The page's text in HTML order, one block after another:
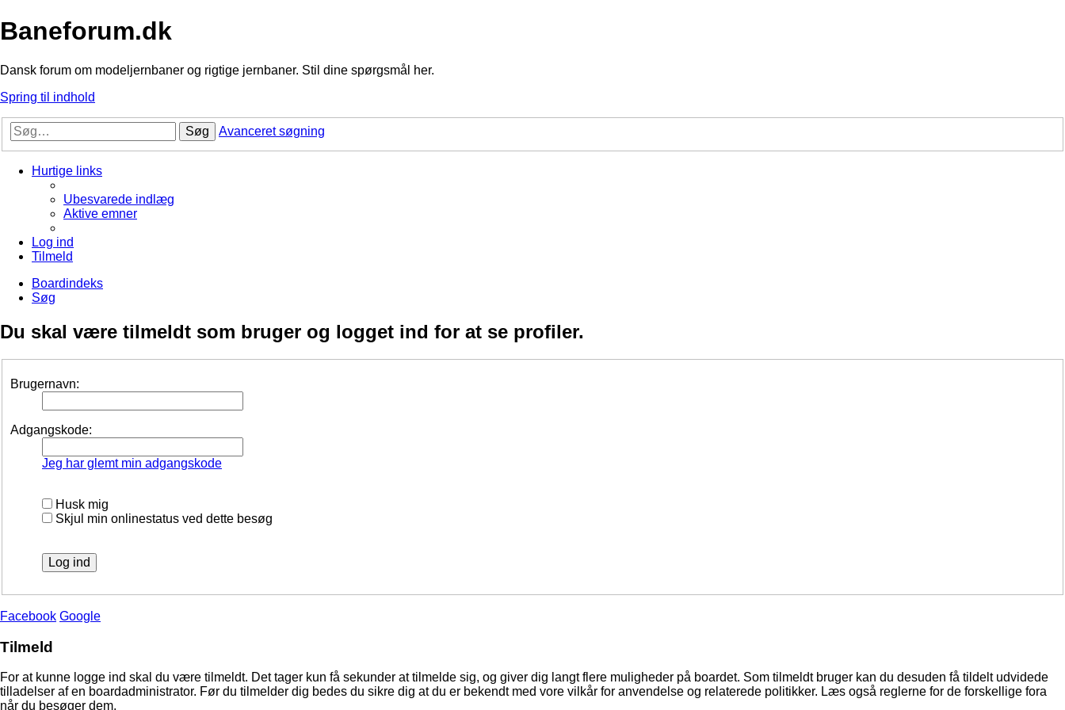
Baneforum.dk
Dansk forum om modeljernbaner og rigtige jernbaner. Stil dine spørgsmål her.
Spring til indhold
Søg Avanceret søgning
Hurtige links
Ubesvarede indlæg
Aktive emner
Log ind
Tilmeld
Boardindeks
Søg
Du skal være tilmeldt som bruger og logget ind for at se profiler.
Brugernavn:
Adgangskode:
Jeg har glemt min adgangskode
Husk mig
Skjul min onlinestatus ved dette besøg
Facebook Google
Tilmeld
For at kunne logge ind skal du være tilmeldt. Det tager kun få sekunder at tilmelde sig, og giver dig langt flere muligheder på boardet. Som tilmeldt bruger kan du desuden få tildelt udvidede
tilladelser af en boardadministrator. Før du tilmelder dig bedes du sikre dig at du er bekendt med vore vilkår for anvendelse og relaterede politikker. Læs også reglerne for de forskellige fora
når du besøger dem.